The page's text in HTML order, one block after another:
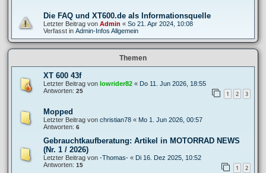
Die FAQ und XT600.de als Informationsquelle
Letzter Beitrag von Admin « So 21. Apr 2024, 10:08
Verfasst in Admin-Infos Allgemein
Themen
XT 600 43f
Letzter Beitrag von lowrider82 « Do 11. Jun 2026, 18:55
Antworten: 25 1 2 3
Mopped
Letzter Beitrag von christian78 « Mo 1. Jun 2026, 00:57
Antworten: 6
Gebrauchtkaufberatung: Artikel in MOTORRAD NEWS
(Nr. 1 / 2026)
Letzter Beitrag von -Thomas- « Di 16. Dez 2025, 10:52
Antworten: 15 1 2